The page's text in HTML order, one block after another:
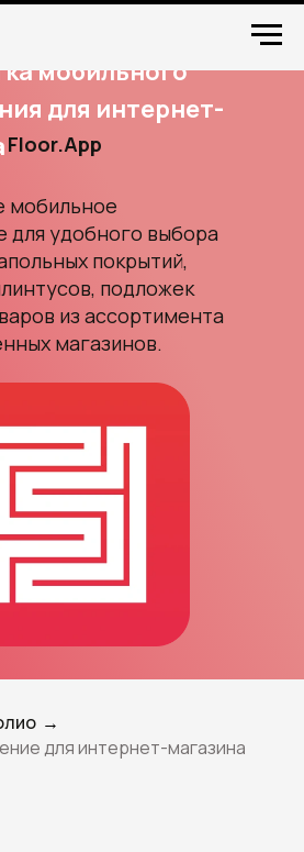
Floor.App
мобильное
для удобного выбора
покрытий,
подложек
из ассортимента
магазинов.
мобильного
для интернет-
→
для интернет-магазина